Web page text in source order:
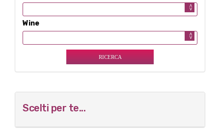
Wine
Scelti per te...